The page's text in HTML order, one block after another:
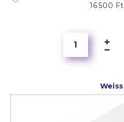
16 500 Ft
Weiss